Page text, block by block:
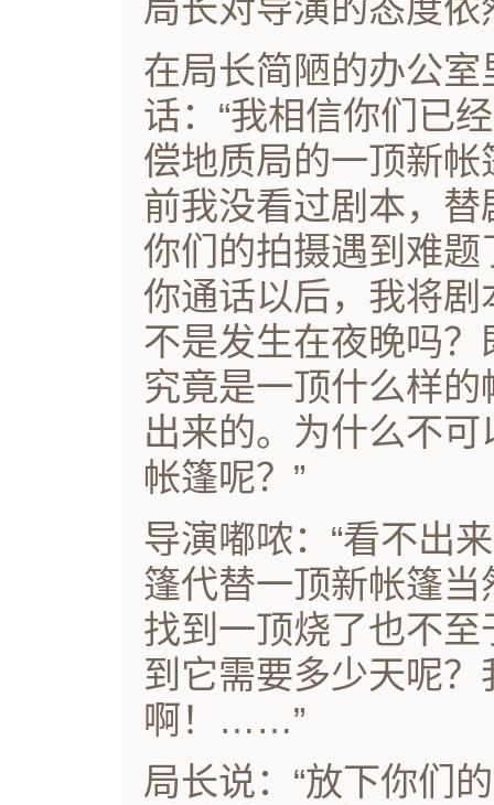
局长对导演的态度
在局长简陋的办公
话：“我相信你们已
偿地质局的一顶新
前我没看过剧本，
你们的拍摄遇到难
你通话以后，我将
不是发生在夜晚吗
究竟是一顶什么样
出来的。为什么不
帐篷呢？”
导演嘟哝：“看不出
篷代替一顶新帐篷
找到一顶烧了也不
到它需要多少天呢
啊！……”
局长说：“放下你们